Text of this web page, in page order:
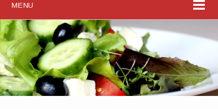
MENU